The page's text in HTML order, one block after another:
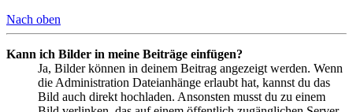
Nach oben
Kann ich Bilder in meine Beiträge einfügen?
Ja, Bilder können in deinem Beitrag angezeigt werden. Wenn
die Administration Dateianhänge erlaubt hat, kannst du das
Bild auch direkt hochladen. Ansonsten musst du zu einem